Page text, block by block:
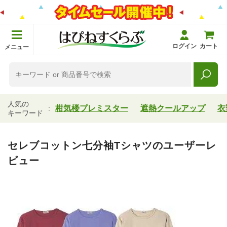
メニュー ログイン カート
人気の
キーワード
柑気楼プレミスター 遮熱クールアップ 衣
セレブコットン七分袖Tシャツのユーザーレ
ビュー